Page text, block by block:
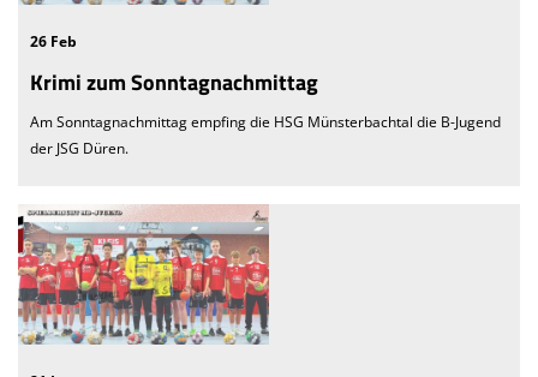
26 Feb
Krimi zum Sonntagnachmittag
Am Sonntagnachmittag empfing die HSG Münsterbachtal die B-Jugend
der JSG Düren.